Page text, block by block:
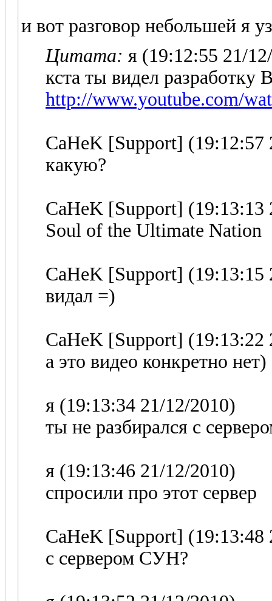
и вот разговор небольшей я
Цитата: я (19:12:55 21/
кста ты видел
http://www.youtube.com/
CaHeK [Support] (19:12:57
какую?
CaHeK [Support] (19:13:13
Soul of the Ultimate Nation
CaHeK [Support] (19:13:15
видал =)
CaHeK [Support] (19:13:22
а это видео конкретно нет)
я (19:13:34 21/12/2010)
ты не разбирался с
я (19:13:46 21/12/2010)
спросили про этот сервер
CaHeK [Support] (19:13:48
с сервером СУН?